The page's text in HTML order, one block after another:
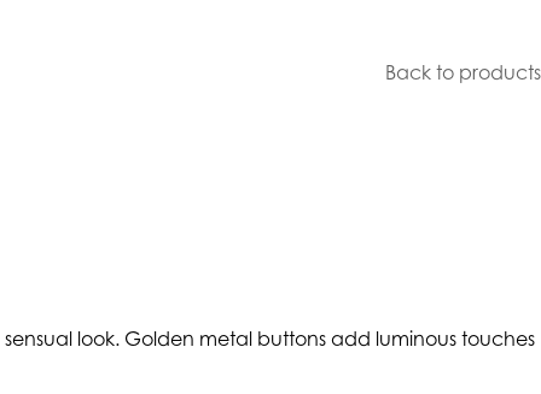
Back to products
look. Golden metal buttons add luminous touches